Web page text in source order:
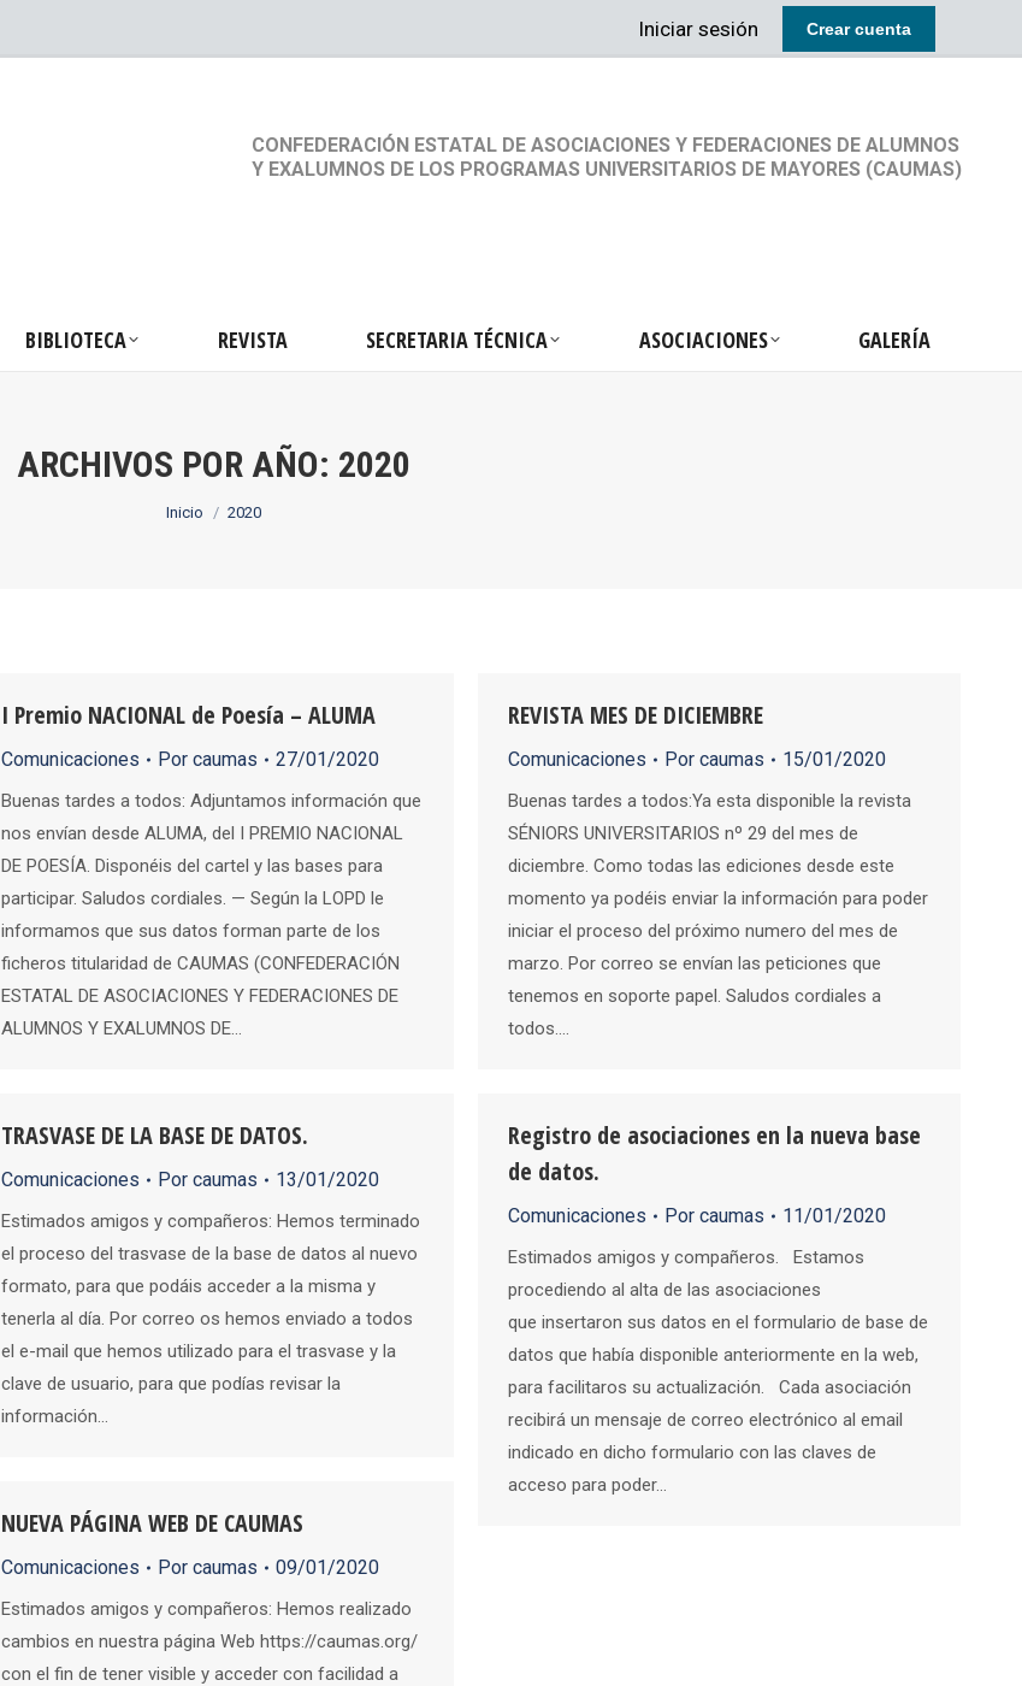
Iniciar sesión Crear cuenta
CONFEDERACIÓN ESTATAL DE ASOCIACIONES Y FEDERACIONES DE ALUMNOS
Y EXALUMNOS DE LOS PROGRAMAS UNIVERSITARIOS DE MAYORES (CAUMAS)
BIBLIOTECA REVISTA SECRETARIA TÉCNICA ASOCIACIONES GALERÍA
ARCHIVOS POR AÑO: 2020
Estás aquí:
Inicio 2020
I Premio NACIONAL de Poesía – ALUMA
Comunicaciones Por caumas 27/01/2020
Buenas tardes a todos: Adjuntamos información que
nos envían desde ALUMA, del I PREMIO NACIONAL
DE POESÍA. Disponéis del cartel y las bases para
participar. Saludos cordiales. — Según la LOPD le
informamos que sus datos forman parte de los
ficheros titularidad de CAUMAS (CONFEDERACIÓN
ESTATAL DE ASOCIACIONES Y FEDERACIONES DE
ALUMNOS Y EXALUMNOS DE…
REVISTA MES DE DICIEMBRE
Comunicaciones Por caumas 15/01/2020
Buenas tardes a todos:Ya esta disponible la revista
SÉNIORS UNIVERSITARIOS nº 29 del mes de
diciembre. Como todas las ediciones desde este
momento ya podéis enviar la información para poder
iniciar el proceso del próximo numero del mes de
marzo. Por correo se envían las peticiones que
tenemos en soporte papel. Saludos cordiales a
todos.…
TRASVASE DE LA BASE DE DATOS.
Comunicaciones Por caumas 13/01/2020
Estimados amigos y compañeros: Hemos terminado
el proceso del trasvase de la base de datos al nuevo
formato, para que podáis acceder a la misma y
tenerla al día. Por correo os hemos enviado a todos
el e-mail que hemos utilizado para el trasvase y la
clave de usuario, para que podías revisar la
información…
Registro de asociaciones en la nueva base
de datos.
Comunicaciones Por caumas 11/01/2020
Estimados amigos y compañeros. Estamos
procediendo al alta de las asociaciones
que insertaron sus datos en el formulario de base de
datos que había disponible anteriormente en la web,
para facilitaros su actualización. Cada asociación
recibirá un mensaje de correo electrónico al email
indicado en dicho formulario con las claves de
acceso para poder…
NUEVA PÁGINA WEB DE CAUMAS
Comunicaciones Por caumas 09/01/2020
Estimados amigos y compañeros: Hemos realizado
cambios en nuestra página Web https://caumas.org/
con el fin de tener visible y acceder con facilidad a